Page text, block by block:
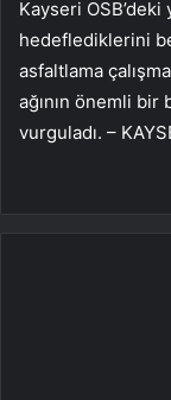
Kayseri
hedeflediklerini
asfaltlama
ağının önemli bir
vurguladı. –